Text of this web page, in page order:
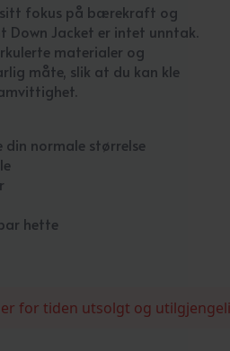
sitt fokus på bærekraft og
Down Jacket er intet unntak.
materialer og
måte, slik at du kan kle
normale størrelse
hette
for tiden utsolgt og